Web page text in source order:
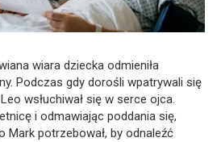
wiara dziecka odmieniła
Podczas gdy dorośli wpatrywali się
wsłuchiwał się w serce ojca.
i odmawiając poddania się,
Mark potrzebował, by odnaleźć